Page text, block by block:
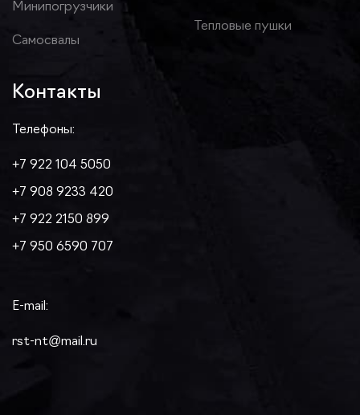
Минипогрузчики
Самосвалы
Тепловые пушки
Контакты
Телефоны:
+7 922 104 5050
+7 908 9233 420
+7 922 2150 899
+7 950 6590 707
E-mail:
rst-nt@mail.ru